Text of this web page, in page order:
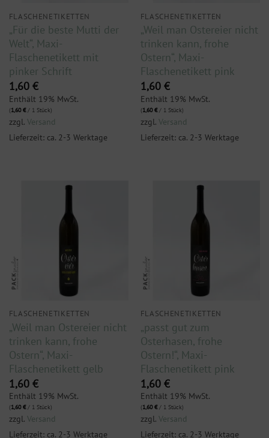
FLASCHENETIKETTEN
„Für die beste Mutti der
Welt“, Maxi-
Flaschenetikett mit
pinker Schrift
1,60 €
Enthält 19% MwSt.
(1,60€/ 1 Stück)
zzgl. Versand
Lieferzeit: ca. 2-3 Werktage
FLASCHENETIKETTEN
„Weil man Ostereier nicht
trinken kann, frohe
Ostern“, Maxi-
Flaschenetikett pink
1,60 €
Enthält 19% MwSt.
(1,60€/ 1 Stück)
zzgl. Versand
Lieferzeit: ca. 2-3 Werktage
FLASCHENETIKETTEN
„Weil man Ostereier nicht
trinken kann, frohe
Ostern“, Maxi-
Flaschenetikett gelb
1,60 €
Enthält 19% MwSt.
(1,60€/ 1 Stück)
zzgl. Versand
Lieferzeit: ca. 2-3 Werktage
FLASCHENETIKETTEN
„passt gut zum
Osterhasen, frohe
Ostern!“, Maxi-
Flaschenetikett pink
1,60 €
Enthält 19% MwSt.
(1,60€/ 1 Stück)
zzgl. Versand
Lieferzeit: ca. 2-3 Werktage